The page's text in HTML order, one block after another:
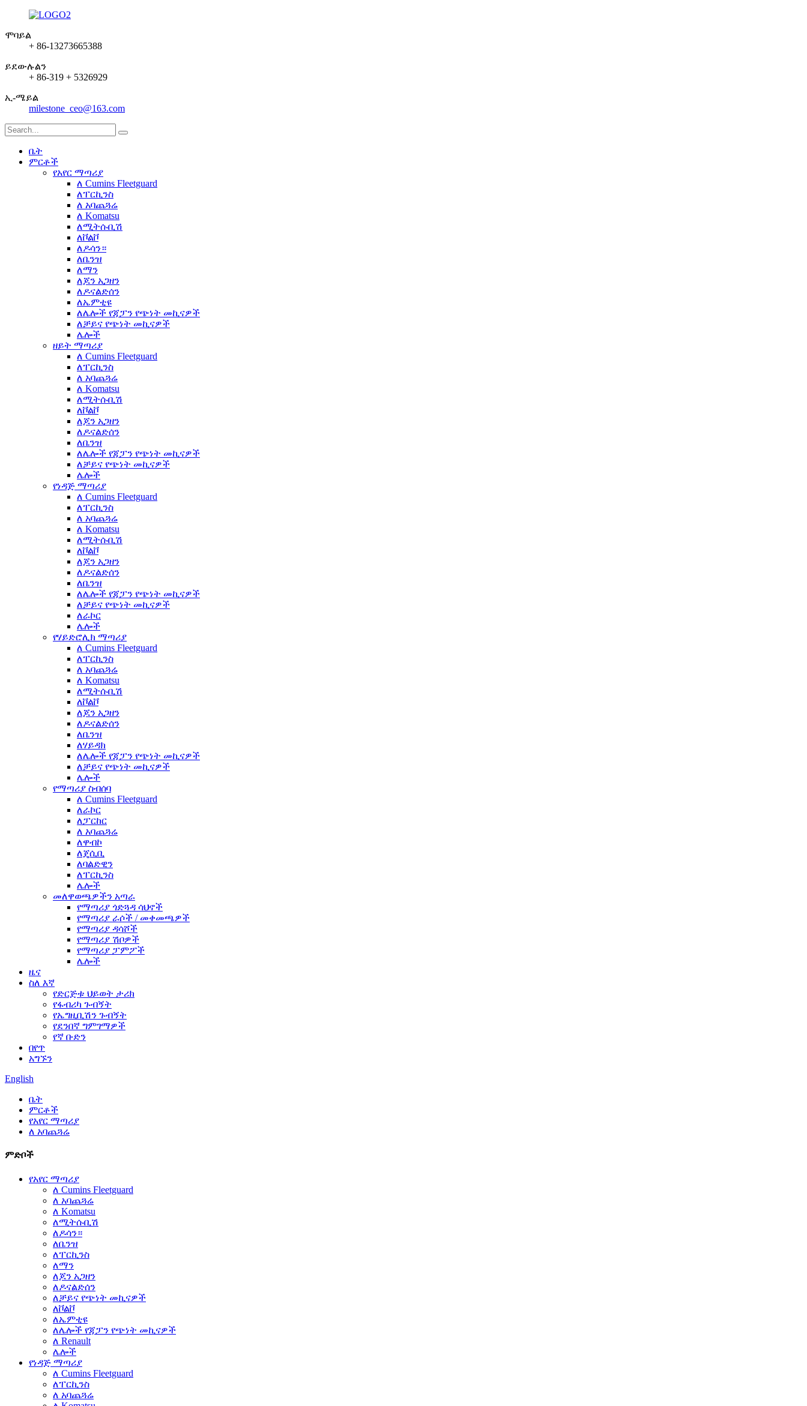
ሞባይል
+ 86-13273665388
ይደውሉልን
+ 86-319 + 5326929
ኢ-ሜይል
milestone_ceo@163.com
ቤት
ምርቶች
የአየር ማጣሪያ
ለ Cumins Fleetguard
ለፐርኪንስ
ለ አባጨጓሬ
ለ Komatsu
ለሚትሱቢሽ
ለቮልቮ
ለዶሳን።
ለቤንዝ
ለማን
ለጆን አጋዘን
ለዶናልድሰን
ለኤምቲዩ
ለሌሎች የጃፓን የጭነት መኪናዎች
ለቻይና የጭነት መኪናዎች
ሌሎች
ዘይት ማጣሪያ
ለ Cumins Fleetguard
ለፐርኪንስ
ለ አባጨጓሬ
ለ Komatsu
ለሚትሱቢሽ
ለቮልቮ
ለጆን አጋዘን
ለዶናልድሰን
ለቤንዝ
ለሌሎች የጃፓን የጭነት መኪናዎች
ለቻይና የጭነት መኪናዎች
ሌሎች
የነዳጅ ማጣሪያ
ለ Cumins Fleetguard
ለፐርኪንስ
ለ አባጨጓሬ
ለ Komatsu
ለሚትሱቢሽ
ለቮልቮ
ለጆን አጋዘን
ለዶናልድሰን
ለቤንዝ
ለሌሎች የጃፓን የጭነት መኪናዎች
ለቻይና የጭነት መኪናዎች
ለራኮር
ሌሎች
የሃይድሮሊክ ማጣሪያ
ለ Cumins Fleetguard
ለፐርኪንስ
ለ አባጨጓሬ
ለ Komatsu
ለሚትሱቢሽ
ለቮልቮ
ለጆን አጋዘን
ለዶናልድሰን
ለቤንዝ
ለሃይዳክ
ለሌሎች የጃፓን የጭነት መኪናዎች
ለቻይና የጭነት መኪናዎች
ሌሎች
የማጣሪያ ስብሰባ
ለ Cumins Fleetguard
ለራኮር
ለፓርከር
ለ አባጨጓሬ
ለዋብኮ
ለጄሲቢ
ለባልድዊን
ለፐርኪንስ
ሌሎች
መለዋወጫዎችን አጣራ
የማጣሪያ ጎድጓዳ ሳህኖች
የማጣሪያ ራሶች / መቀመጫዎች
የማጣሪያ ዳሳሾች
የማጣሪያ ሽቦዎች
የማጣሪያ ፓምፖች
ሌሎች
ዜና
ስለ እኛ
የድርጅቱ ህይወት ታሪክ
የፋብሪካ ጉብኝት
የኤግዚቢሽን ጉብኝት
የደንበኛ ግምገማዎች
የኛ ቡድን
በየጥ
አግኙን
English
ቤት
ምርቶች
የአየር ማጣሪያ
ለ አባጨጓሬ
ምድቦች
የአየር ማጣሪያ
ለ Cumins Fleetguard
ለ አባጨጓሬ
ለ Komatsu
ለሚትሱቢሽ
ለዶሳን።
ለቤንዝ
ለፐርኪንስ
ለማን
ለጆን አጋዘን
ለዶናልድሰን
ለቻይና የጭነት መኪናዎች
ለቮልቮ
ለኤምቲዩ
ለሌሎች የጃፓን የጭነት መኪናዎች
ለ Renault
ሌሎች
የነዳጅ ማጣሪያ
ለ Cumins Fleetguard
ለፐርኪንስ
ለ አባጨጓሬ